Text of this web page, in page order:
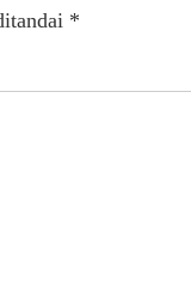
*